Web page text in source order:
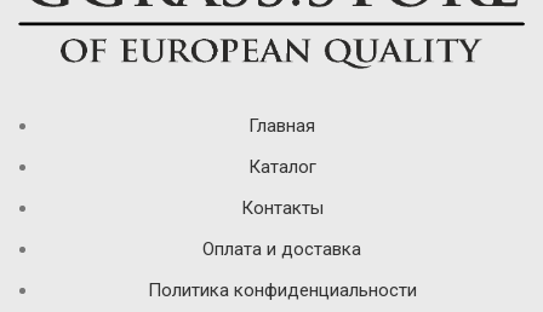
Главная
Каталог
Контакты
Оплата и доставка
Политика конфиденциальности